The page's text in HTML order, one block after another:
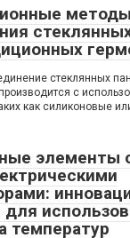
методы
стеклянных
с
как силиконовые
элементы
температур